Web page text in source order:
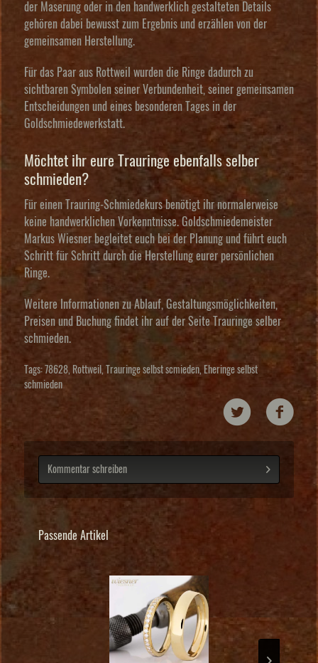
der Maserung oder in den handwerklich gestalteten Details
gehören dabei bewusst zum Ergebnis und erzählen von der
gemeinsamen Herstellung.
Für das Paar aus Rottweil wurden die Ringe dadurch zu
sichtbaren Symbolen seiner Verbundenheit, seiner gemeinsamen
Entscheidungen und eines besonderen Tages in der
Goldschmiedewerkstatt.
Möchtet ihr eure Trauringe ebenfalls selber
schmieden?
Für einen Trauring-Schmiedekurs benötigt ihr normalerweise
keine handwerklichen Vorkenntnisse. Goldschmiedemeister
Markus Wiesner begleitet euch bei der Planung und führt euch
Schritt für Schritt durch die Herstellung eurer persönlichen
Ringe.
Weitere Informationen zu Ablauf, Gestaltungsmöglichkeiten,
Preisen und Buchung findet ihr auf der SeiteTrauringe selber
schmieden
Tags: 78628 Rottweil Trauringe selbst scmieden Eheringe selbst
schmieden
Kommentar schreiben
Passende Artikel